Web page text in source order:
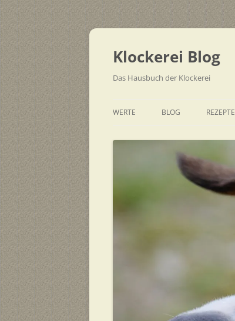
Zum
springen
Klockerei Blog
Das Hausbuch der Klockerei
WERTE BLOG REZEPTE
EINFACH